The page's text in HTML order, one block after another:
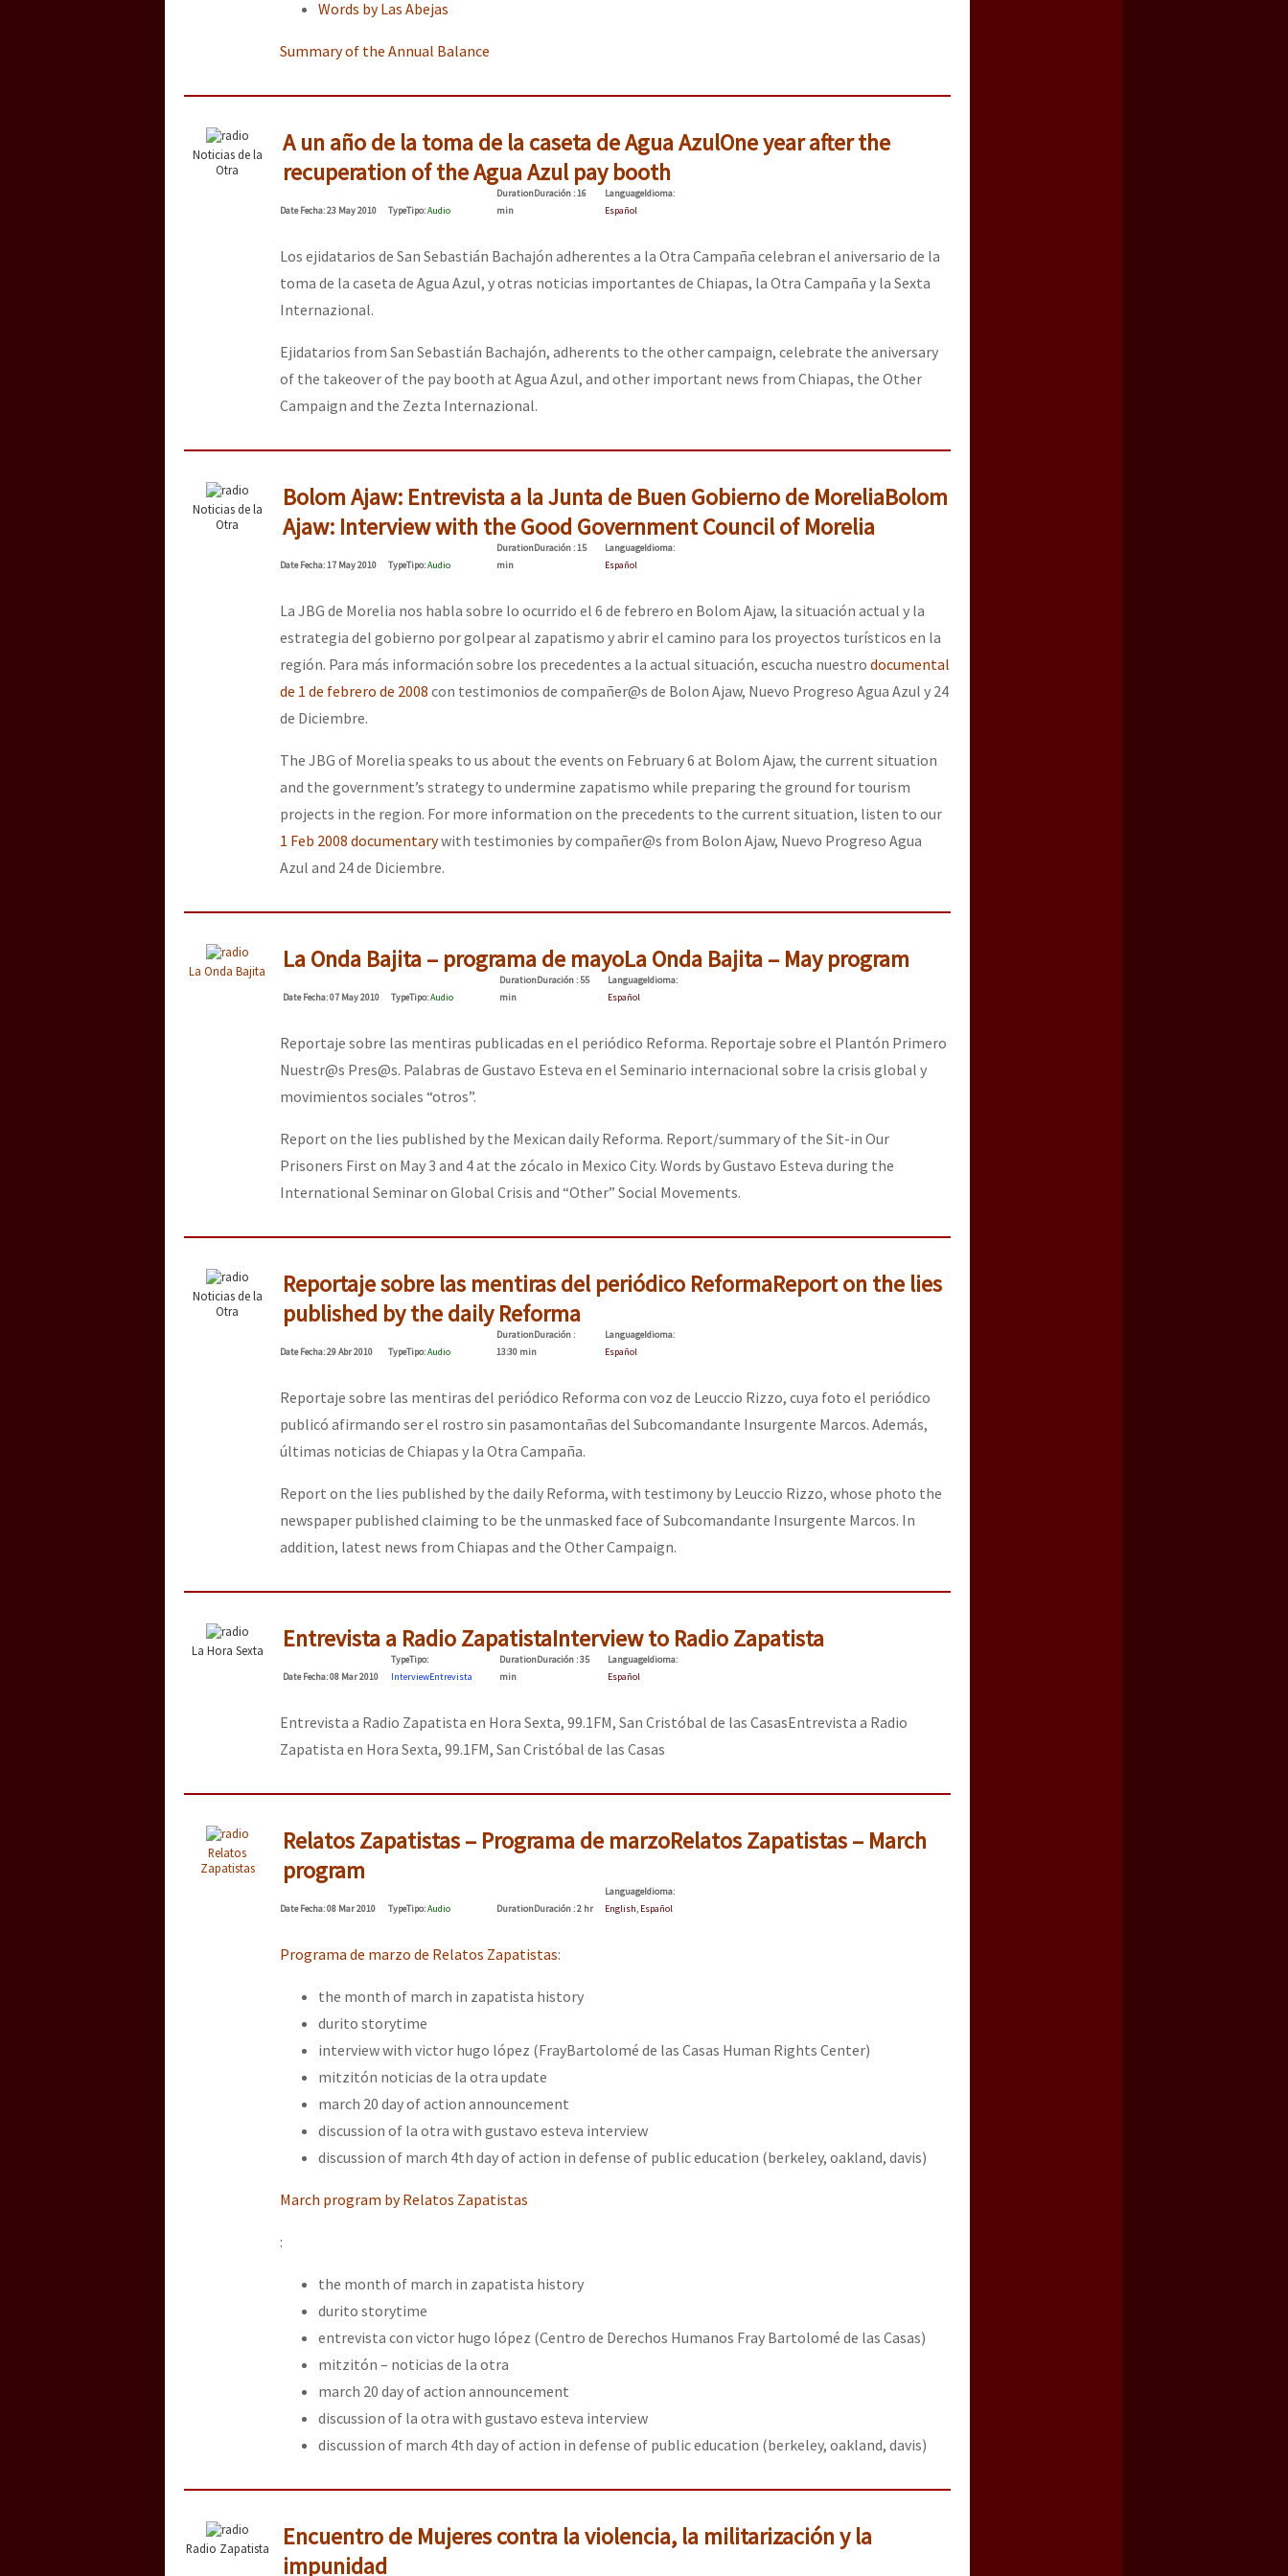
[25 abr – CDMX] Tokín por el CNI: 30 años de Resistencia y Rebeldía
Words by Las Abejas
Summary of the Annual Balance
Noticias de la
Otra
A un año de la toma de la caseta de Agua AzulOne year after the
recuperation of the Agua Azul pay booth
DateFecha: 23 May 2010 TypeTipo:Audio
DurationDuración: 16
min
LanguageIdioma:
Español
Los ejidatarios de San Sebastián Bachajón adherentes a la Otra Campaña celebran el aniversario de la
toma de la caseta de Agua Azul, y otras noticias importantes de Chiapas, la Otra Campaña y la Sexta
Internazional.
Ejidatarios from San Sebastián Bachajón, adherents to the other campaign, celebrate the aniversary
of the takeover of the pay booth at Agua Azul, and other important news from Chiapas, the Other
Campaign and the Zezta Internazional.
Noticias de la
Otra
Bolom Ajaw: Entrevista a la Junta de Buen Gobierno de MoreliaBolom
Ajaw: Interview with the Good Government Council of Morelia
DateFecha: 17 May 2010 TypeTipo:Audio
DurationDuración: 15
min
LanguageIdioma:
Español
La JBG de Morelia nos habla sobre lo ocurrido el 6 de febrero en Bolom Ajaw, la situación actual y la
estrategia del gobierno por golpear al zapatismo y abrir el camino para los proyectos turísticos en la
región. Para más información sobre los precedentes a la actual situación, escucha nuestro documental
de 1 de febrero de 2008 con testimonios de compañer@s de Bolon Ajaw, Nuevo Progreso Agua Azul y 24
de Diciembre.
The JBG of Morelia speaks to us about the events on February 6 at Bolom Ajaw, the current situation
and the government’s strategy to undermine zapatismo while preparing the ground for tourism
projects in the region. For more information on the precedents to the current situation, listen to our
1 Feb 2008 documentarywith testimonies by compañer@s from Bolon Ajaw, Nuevo Progreso Agua
Azul and 24 de Diciembre.
La Onda Bajita La Onda Bajita – programa de mayoLa Onda Bajita – May program
DateFecha: 07 May 2010 TypeTipo:Audio
DurationDuración: 55
min
LanguageIdioma:
Español
Reportaje sobre las mentiras publicadas en el periódico Reforma. Reportaje sobre el Plantón Primero
Nuestr@s Pres@s. Palabras de Gustavo Esteva en el Seminario internacional sobre la crisis global y
movimientos sociales “otros”.
Report on the lies published by the Mexican daily Reforma. Report/summary of the Sit-in Our
Prisoners First on May 3 and 4 at the zócalo in Mexico City. Words by Gustavo Esteva during the
International Seminar on Global Crisis and “Other” Social Movements.
Noticias de la
Otra
Reportaje sobre las mentiras del periódico ReformaReport on the lies
published by the daily Reforma
DateFecha: 29 Abr 2010 TypeTipo:Audio
DurationDuración:
13:30 min
LanguageIdioma:
Español
Reportaje sobre las mentiras del periódico Reforma con voz de Leuccio Rizzo, cuya foto el periódico
publicó afirmando ser el rostro sin pasamontañas del Subcomandante Insurgente Marcos. Además,
últimas noticias de Chiapas y la Otra Campaña.
Report on the lies published by the daily Reforma, with testimony by Leuccio Rizzo, whose photo the
newspaper published claiming to be the unmasked face of Subcomandante Insurgente Marcos. In
addition, latest news from Chiapas and the Other Campaign.
La Hora Sexta Entrevista a Radio ZapatistaInterview to Radio Zapatista
DateFecha: 08 Mar 2010
TypeTipo:
InterviewEntrevista
DurationDuración: 35
min
LanguageIdioma:
Español
Entrevista a Radio Zapatista en Hora Sexta, 99.1FM, San Cristóbal de las CasasEntrevista a Radio
Zapatista en Hora Sexta, 99.1FM, San Cristóbal de las Casas
Relatos
Zapatistas
Relatos Zapatistas – Programa de marzoRelatos Zapatistas – March
program
DateFecha: 08 Mar 2010 TypeTipo:Audio DurationDuración: 2 hr
LanguageIdioma:
English, Español
Programa de marzo de Relatos Zapatistas:
the month of march in zapatista history
durito storytime
interview with victor hugo lópez (FrayBartolomé de las Casas Human Rights Center)
mitzitón noticias de la otra update
march 20 day of action announcement
discussion of la otra with gustavo esteva interview
discussion of march 4th day of action in defense of public education (berkeley, oakland, davis)
March program by Relatos Zapatistas
:
the month of march in zapatista history
durito storytime
entrevista con victor hugo lópez (Centro de Derechos Humanos Fray Bartolomé de las Casas)
mitzitón – noticias de la otra
march 20 day of action announcement
discussion of la otra with gustavo esteva interview
discussion of march 4th day of action in defense of public education (berkeley, oakland, davis)
Radio Zapatista
Encuentro de Mujeres contra la violencia, la militarización y la
impunidad